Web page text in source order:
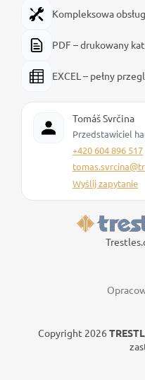
Kompleksowa
PDF – drukowany
EXCEL – pełny
Tomáš Svrčina
Przedstawiciel
+420 604 896 517
Wyślij zapytanie
Copyright 2026